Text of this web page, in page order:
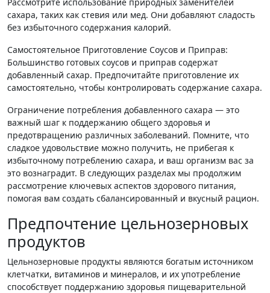
сахара, таких как стевия или мед. Они добавляют сладость
без избыточного содержания калорий.
Самостоятельное Приготовление Соусов и Приправ:
Большинство готовых соусов и приправ содержат
добавленный сахар. Предпочитайте приготовление их
самостоятельно, чтобы контролировать содержание сахара.
Ограничение потребления добавленного сахара — это
важный шаг к поддержанию общего здоровья и
предотвращению различных заболеваний. Помните, что
сладкое удовольствие можно получить, не прибегая к
избыточному потреблению сахара, и ваш организм вас за
это вознаградит. В следующих разделах мы продолжим
рассмотрение ключевых аспектов здорового питания,
помогая вам создать сбалансированный и вкусный рацион.
Предпочтение цельнозерновых
продуктов
Цельнозерновые продукты являются богатым источником
клетчатки, витаминов и минералов, и их употребление
способствует поддержанию здоровья пищеварительной